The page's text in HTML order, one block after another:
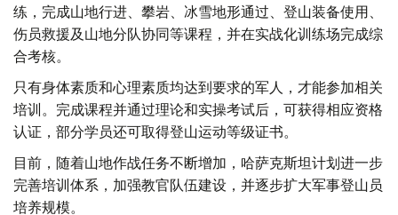
练，完成山地行进、攀岩、冰雪地形通过、登山装备使用、
伤员救援及山地分队协同等课程，并在实战化训练场完成综
合考核。
只有身体素质和心理素质均达到要求的军人，才能参加相关
培训。完成课程并通过理论和实操考试后，可获得相应资格
认证，部分学员还可取得登山运动等级证书。
目前，随着山地作战任务不断增加，哈萨克斯坦计划进一步
完善培训体系，加强教官队伍建设，并逐步扩大军事登山员
培养规模。